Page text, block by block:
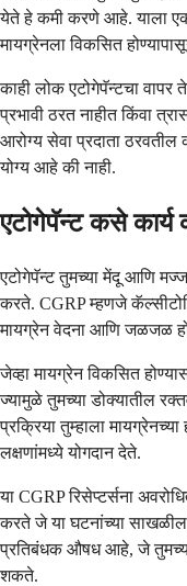
येते हे कमी करणे आहे. याला
मायग्रेनला विकसित
काही लोक एटोगेपॅन्टचा वापर
प्रभावी ठरत नाहीत किंवा
आरोग्य सेवा प्रदाता ठरवतील
योग्य आहे की नाही.
एटोगेपॅन्ट कसे कार्य
एटोगेपॅन्ट तुमच्या मेंदू आणि
करते. CGRP म्हणजे
मायग्रेन वेदना आणि जळजळ
जेव्हा मायग्रेन विकसित
ज्यामुळे तुमच्या डोक्यातील
प्रक्रिया तुम्हाला
लक्षणांमध्ये योगदान देते.
या CGRP रिसेप्टर्सना
करते जे या घटनांच्या
प्रतिबंधक औषध आहे, जे तुमच्या
शकते.